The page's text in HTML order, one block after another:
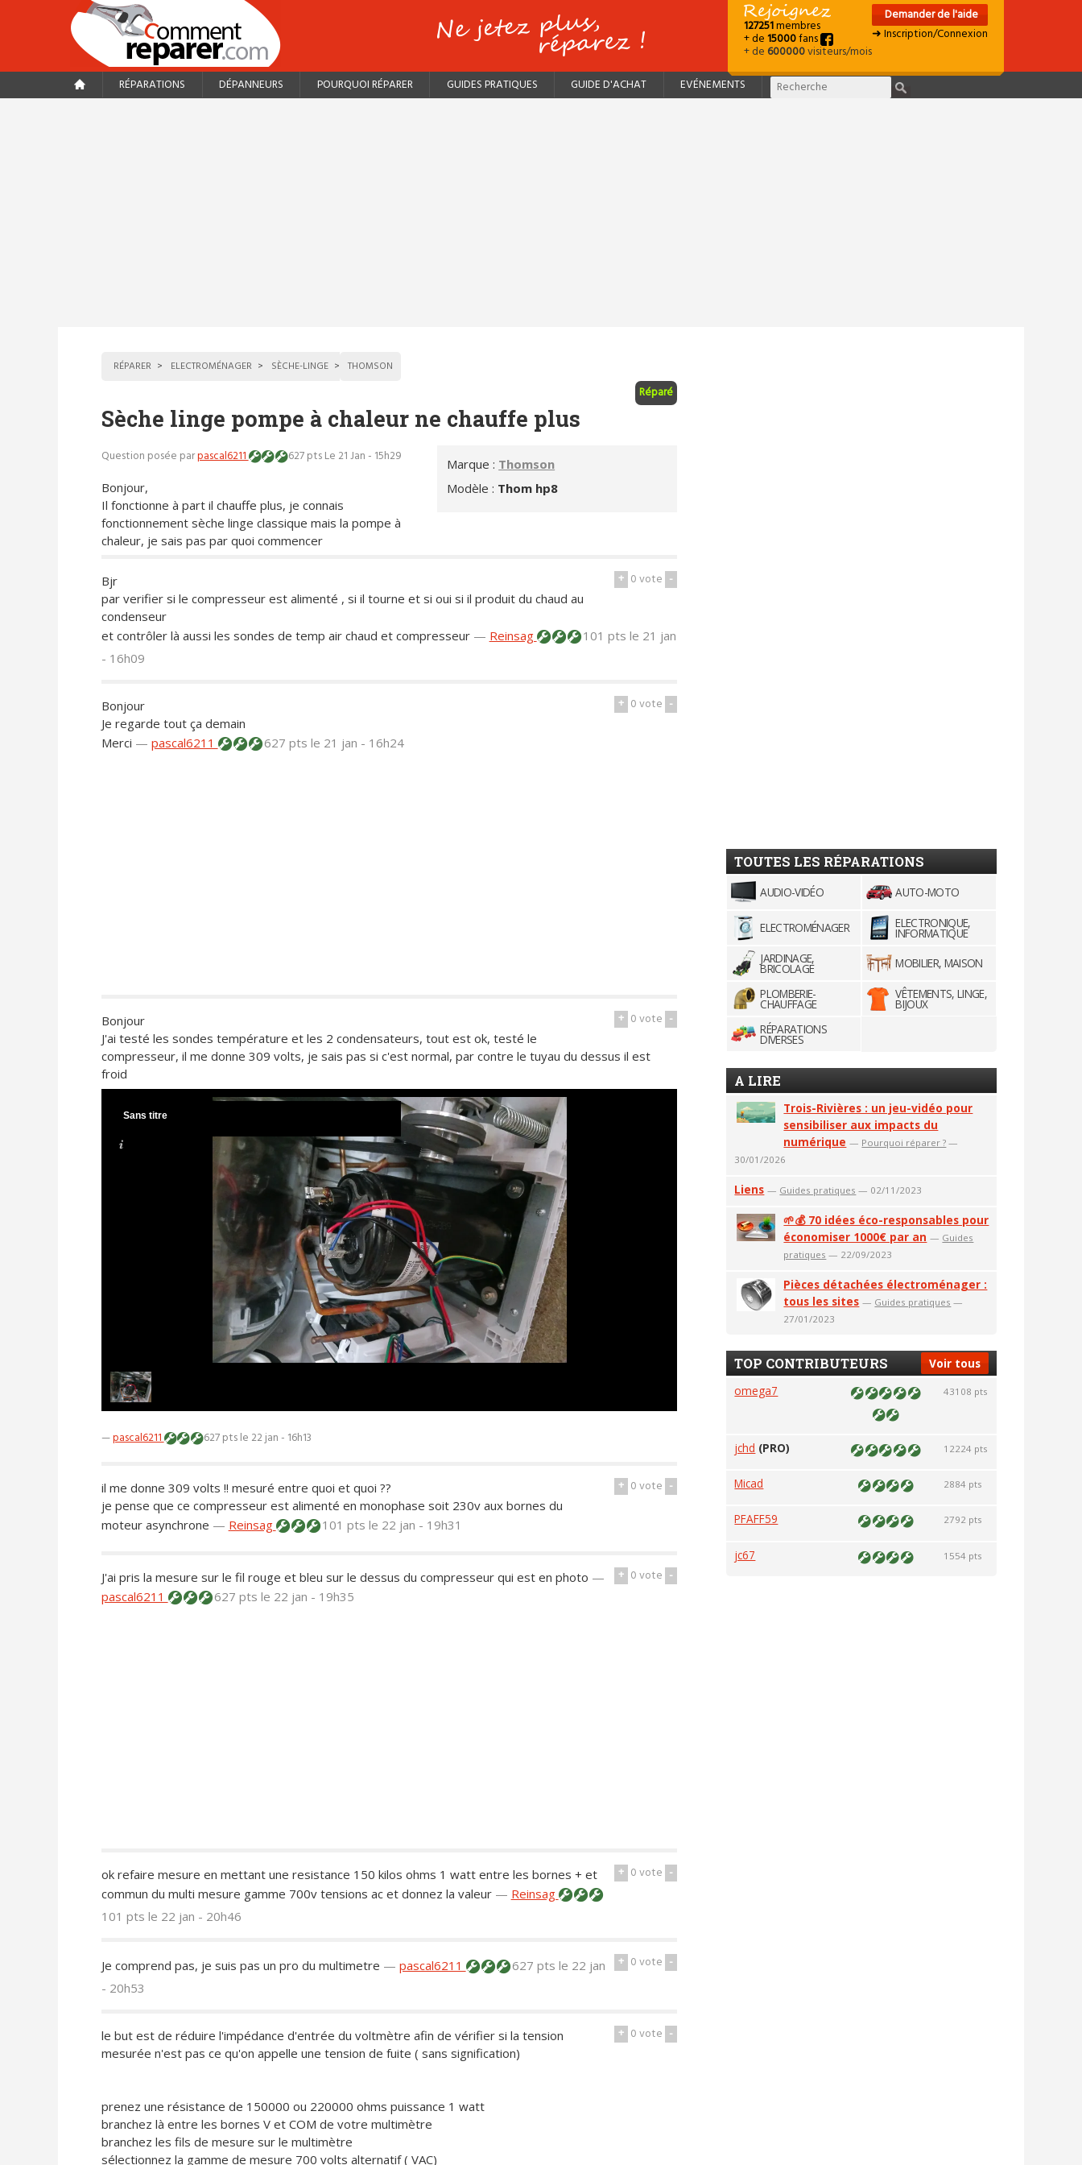
127251membres
+ de15000fans
+ de600000visiteurs/mois
Demander de l'aide
➜ Inscription/Connexion
RÉPARATIONS DÉPANNEURS POURQUOI RÉPARER GUIDES PRATIQUES GUIDE D'ACHAT EVÉNEMENTS
RÉPARER ELECTROMÉNAGER SÈCHE-LINGE THOMSON
Réparé
Sèche linge pompe à chaleur ne chauffe plus
Marque : Thomson
Modèle : Thom hp8
Question posée parpascal6211 627 ptsLe 21 Jan - 15h29
Bonjour,
Il fonctionne à part il chauffe plus, je connais
fonctionnement sèche linge classique mais la pompe à
chaleur, je sais pas par quoi commencer
+ 0vote -
Bjr
par verifier si le compresseur est alimenté , si il tourne et si oui si il produit du chaud au
condenseur
et contrôler là aussi les sondes de temp air chaud et compresseur — Reinsag 101 pts le 21 jan
- 16h09
+ 0vote -
Bonjour
Je regarde tout ça demain
Merci — pascal6211 627 pts le 21 jan - 16h24
+ 0vote -
Bonjour
J'ai testé les sondes température et les 2 condensateurs, tout est ok, testé le
compresseur, il me donne 309 volts, je sais pas si c'est normal, par contre le tuyau du dessus il est
froid
Sans titre
—pascal6211 627 ptsle 22 jan - 16h13
+ 0vote -
il me donne 309 volts !! mesuré entre quoi et quoi ??
je pense que ce compresseur est alimenté en monophase soit 230v aux bornes du
moteur asynchrone — Reinsag 101 pts le 22 jan - 19h31
+ 0vote -
J'ai pris la mesure sur le fil rouge et bleu sur le dessus du compresseur qui est en photo —
pascal6211
627 pts le 22 jan - 19h35
+ 0vote -
ok refaire mesure en mettant une resistance 150 kilos ohms 1 watt entre les bornes + et
commun du multi mesure gamme 700v tensions ac et donnez la valeur — Reinsag
101 pts le 22 jan - 20h46
+ 0vote -
Je comprend pas, je suis pas un pro du multimetre — pascal6211 627 pts le 22 jan
- 20h53
+ 0vote -
le but est de réduire l'impédance d'entrée du voltmètre afin de vérifier si la tension
mesurée n'est pas ce qu'on appelle une tension de fuite ( sans signification)
prenez une résistance de 150000 ou 220000 ohms puissance 1 watt
branchez là entre les bornes V et COM de votre multimètre
branchez les fils de mesure sur le multimètre
sélectionnez la gamme de mesure 700 volts alternatif ( VAC)
TOUTES LES RÉPARATIONS
AUDIO-VIDÉO AUTO-MOTO
ELECTROMÉNAGER ELECTRONIQUE,
INFORMATIQUE
JARDINAGE,
BRICOLAGE
MOBILIER, MAISON
PLOMBERIE-
CHAUFFAGE
VÊTEMENTS, LINGE,
BIJOUX
RÉPARATIONS
DIVERSES
A LIRE
Trois-Rivières : un jeu-vidéo pour
sensibiliser aux impacts du
numérique — Pourquoi réparer ? —
30/01/2026
Liens — Guides pratiques — 02/11/2023
🌱💰 70 idées éco-responsables pour
économiser 1000€ par an — Guides
pratiques — 22/09/2023
Pièces détachées électroménager :
tous les sites — Guides pratiques —
27/01/2023
Voir tous
TOP CONTRIBUTEURS
omega7 43108 pts
jchd (PRO) 12224 pts
Micad 2884 pts
PFAFF59 2792 pts
jc67 1554 pts